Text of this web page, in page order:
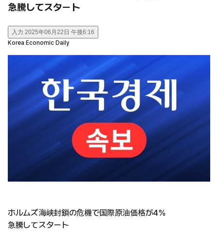
急騰してスタート
入力 2025年06月22日 午後6:16
Korea Economic Daily
ホルムズ海峡封鎖の危機で国際原油価格が4％
急騰してスタート